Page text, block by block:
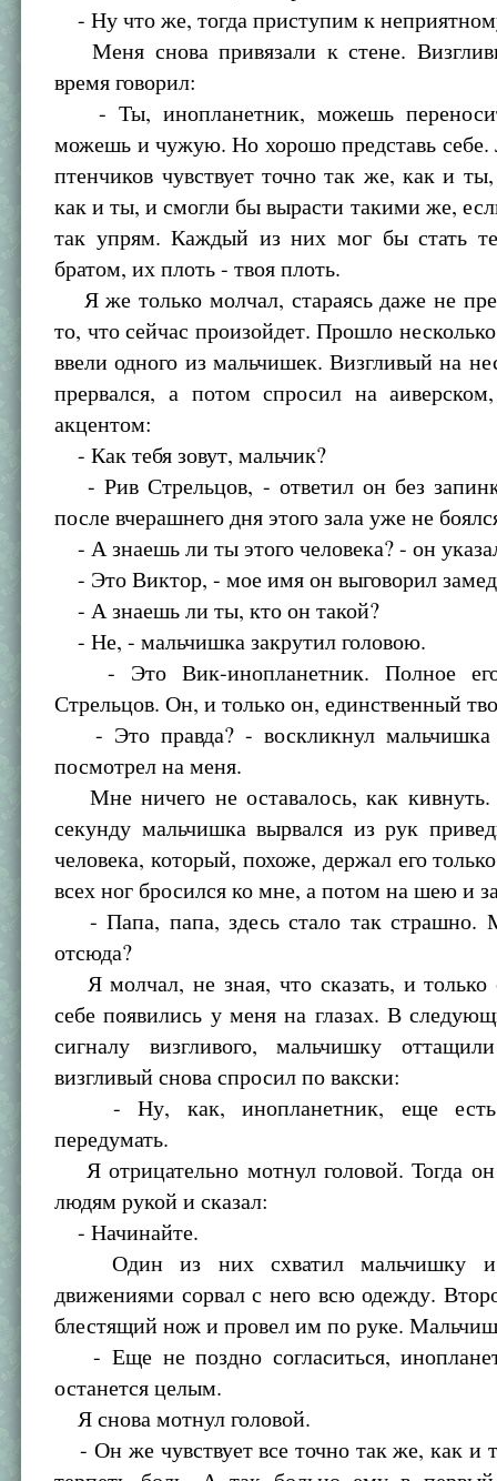
- Ну что же, тогда приступим к
Меня снова привязали к стене.
время говорил:
- Ты, инопланетник, можешь
можешь и чужую. Но хорошо представь
птенчиков чувствует точно так же, как и
как и ты, и смогли бы вырасти такими же,
так упрям. Каждый из них мог бы стать
братом, их плоть - твоя плоть.
Я же только молчал, стараясь даже не
то, что сейчас произойдет. Прошло
ввели одного из мальчишек. Визгливый на
прервался, а потом спросил на
акцентом:
- Как тебя зовут, мальчик?
- Рив Стрельцов, - ответил он без
после вчерашнего дня этого зала уже не
- А знаешь ли ты этого человека? - он
- Это Виктор, - мое имя он выговорил
- А знаешь ли ты, кто он такой?
- Не, - мальчишка закрутил головою.
- Это Вик-инопланетник. Полное
Стрельцов. Он, и только он, единственный
- Это правда? - воскликнул
посмотрел на меня.
Мне ничего не оставалось, как
секунду мальчишка вырвался из рук
человека, который, похоже, держал его
всех ног бросился ко мне, а потом на шею и
- Папа, папа, здесь стало так страшно.
отсюда?
Я молчал, не зная, что сказать, и только
себе появились у меня на глазах. В
сигналу визгливого, мальчишку
визгливый снова спросил по вакски:
- Ну, как, инопланетник, еще есть
передумать.
Я отрицательно мотнул головой. Тогда
людям рукой и сказал:
- Начинайте.
Один из них схватил мальчишку и
движениями сорвал с него всю одежду.
блестящий нож и провел им по руке.
- Еще не поздно согласиться,
останется целым.
Я снова мотнул головой.
- Он же чувствует все точно так же, как и